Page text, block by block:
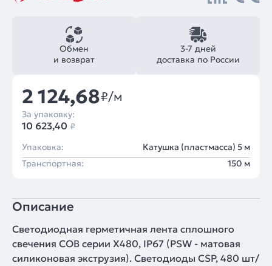
3-7 дней
доставка по России
Обмен
и возврат
2 124,68₽/м
За упаковку:
10 623,40 ₽
Упаковка:
Катушка (пластмасса) 5 м
Транспортная:
150 м
Описание
Светодиодная герметичная лента сплошного
свечения COB серии X480, IP67 (PSW - матовая
силиконовая экструзия). Светодиоды CSP, 480 шт/